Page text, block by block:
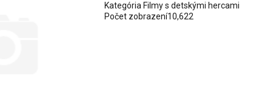
Kategória Filmy s detskými hercami
Počet zobrazení10,622